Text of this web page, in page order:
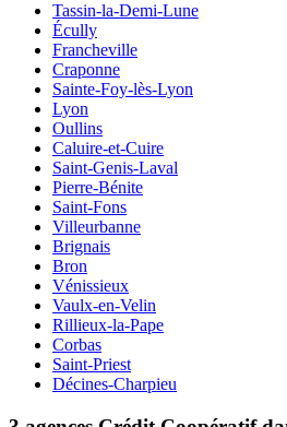
Tassin-la-Demi-Lune
Écully
Francheville
Craponne
Sainte-Foy-lès-Lyon
Lyon
Oullins
Caluire-et-Cuire
Saint-Genis-Laval
Pierre-Bénite
Saint-Fons
Villeurbanne
Brignais
Bron
Vénissieux
Vaulx-en-Velin
Rillieux-la-Pape
Corbas
Saint-Priest
Décines-Charpieu